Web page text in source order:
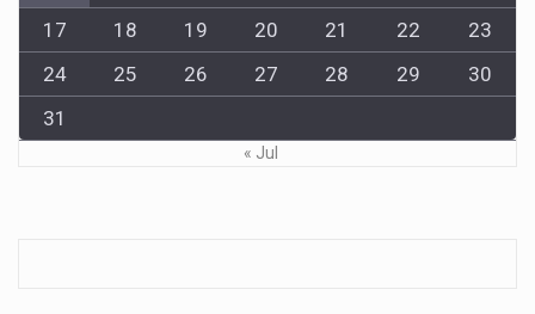
17
18 19 20 21 22
23
24
25 26 27 28 29
30
31
« Jul